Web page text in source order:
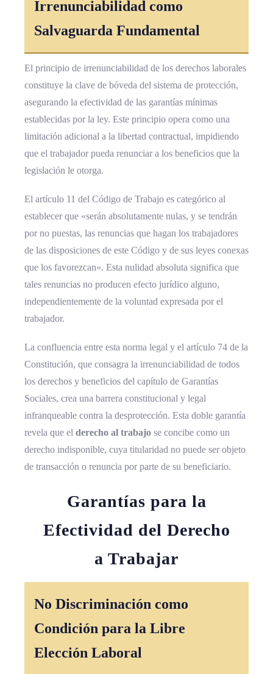
Irrenunciabilidad como
Salvaguarda Fundamental
El principio de irrenunciabilidad de los derechos laborales
constituye la clave de bóveda del sistema de protección,
asegurando la efectividad de las garantías mínimas
establecidas por la ley. Este principio opera como una
limitación adicional a la libertad contractual, impidiendo
que el trabajador pueda renunciar a los beneficios que la
legislación le otorga.
El artículo 11 del Código de Trabajo es categórico al
establecer que «serán absolutamente nulas, y se tendrán
por no puestas, las renuncias que hagan los trabajadores
de las disposiciones de este Código y de sus leyes conexas
que los favorezcan». Esta nulidad absoluta significa que
tales renuncias no producen efecto jurídico alguno,
independientemente de la voluntad expresada por el
trabajador.
La confluencia entre esta norma legal y el artículo 74 de la
Constitución, que consagra la irrenunciabilidad de todos
los derechos y beneficios del capítulo de Garantías
Sociales, crea una barrera constitucional y legal
infranqueable contra la desprotección. Esta doble garantía
revela que el derecho al trabajo se concibe como un
derecho indisponible, cuya titularidad no puede ser objeto
de transacción o renuncia por parte de su beneficiario.
Garantías para la
Efectividad del Derecho
a Trabajar
No Discriminación como
Condición para la Libre
Elección Laboral